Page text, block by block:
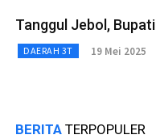
Tanggul Jebol,
DAERAH 3T 19 Mei 2025
BERITA TERPOPULER